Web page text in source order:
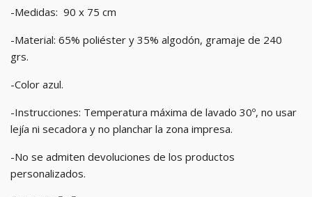
-Medidas: 90 x 75 cm
-Material: 65% poliéster y 35% algodón, gramaje de 240
grs.
-Color azul.
-Instrucciones: Temperatura máxima de lavado 30º, no usar
lejía ni secadora y no planchar la zona impresa.
-No se admiten devoluciones de los productos
personalizados.